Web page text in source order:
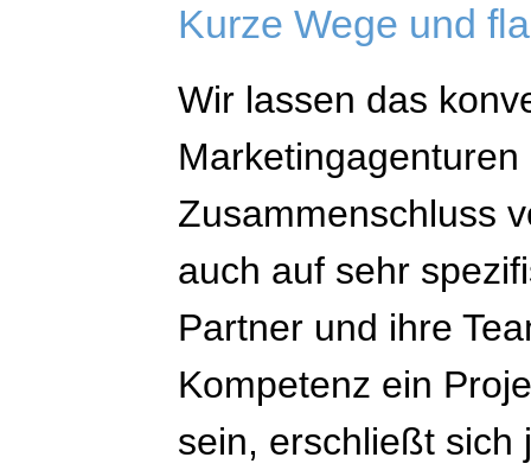
Kurze Wege und
Wir lassen das
Zusammenschluss
auch auf sehr
Partner und ihre
Kompetenz ein
sein, erschließt sich